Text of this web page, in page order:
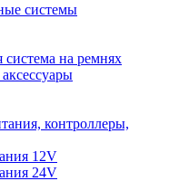
системы
система на ремнях
контроллеры,
12V
24V